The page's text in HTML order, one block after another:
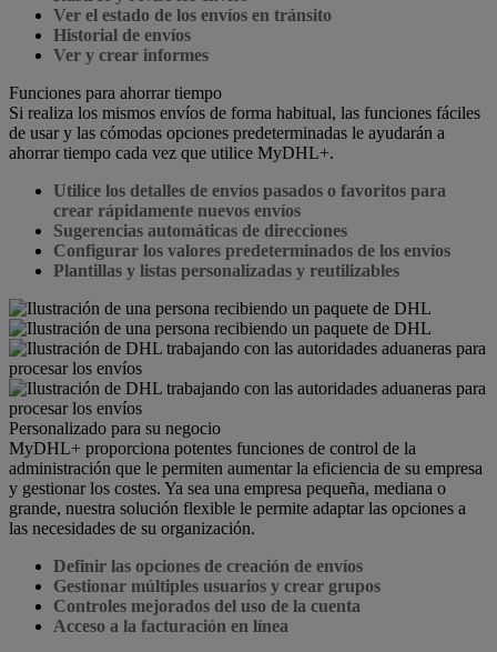
Ver el estado de los envíos en tránsito
Historial de envíos
Ver y crear informes
Funciones para ahorrar tiempo
Si realiza los mismos envíos de forma habitual, las funciones fáciles
de usar y las cómodas opciones predeterminadas le ayudarán a
ahorrar tiempo cada vez que utilice MyDHL+.
Utilice los detalles de envíos pasados o favoritos para
crear rápidamente nuevos envíos
Sugerencias automáticas de direcciones
Configurar los valores predeterminados de los envíos
Plantillas y listas personalizadas y reutilizables
Personalizado para su negocio
MyDHL+ proporciona potentes funciones de control de la
administración que le permiten aumentar la eficiencia de su empresa
y gestionar los costes. Ya sea una empresa pequeña, mediana o
grande, nuestra solución flexible le permite adaptar las opciones a
las necesidades de su organización.
Definir las opciones de creación de envíos
Gestionar múltiples usuarios y crear grupos
Controles mejorados del uso de la cuenta
Acceso a la facturación en línea